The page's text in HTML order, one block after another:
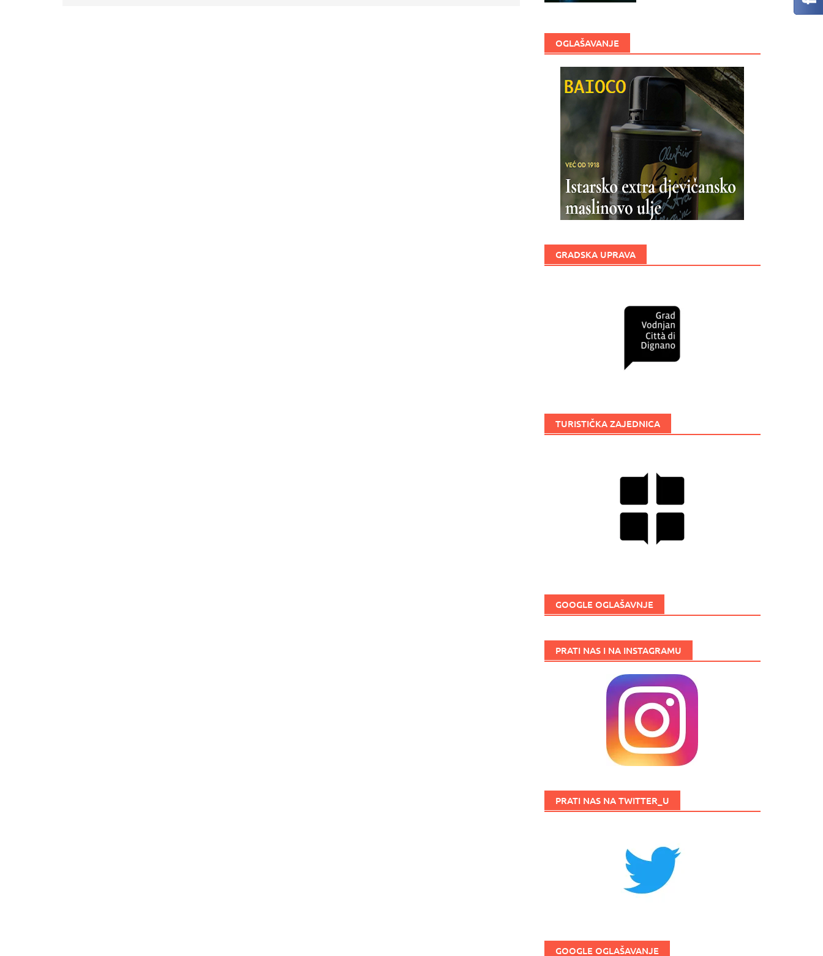
OGLAŠAVANJE
GRADSKA UPRAVA
TURISTIČKA ZAJEDNICA
GOOGLE OGLAŠAVNJE
PRATI NAS I NA INSTAGRAMU
PRATI NAS NA TWITTER_U
GOOGLE OGLAŠAVANJE